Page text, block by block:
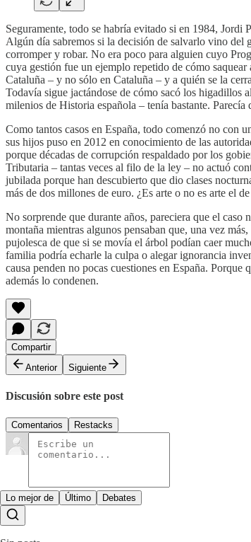
Seguramente, todo se habría evitado si en 1984,
Algún día sabremos si la decisión de salvarlo vino del
corromper y robar. No era poco para alguien cuyo
cuya gestión fue un ejemplo repetido de cómo
Cataluña – y no sólo en Cataluña – y a quién se la
Todavía sigue jactándose de cómo sacó los higadillos
milenios de Historia española – tenía bastante.
Como tantos casos en España, todo comenzó no con
sus hijos puso en 2012 en conocimiento de las
porque décadas de corrupción respaldado por los
Tributaria – tantas veces al filo de la ley – no actuó
jubilada porque han descubierto que dio clases
más de dos millones de euro. ¿Es arte o no es arte el
No sorprende que durante años, pareciera que el caso
montaña mientras algunos pensaban que, una vez
pujolesca de que si se movía el árbol podían caer
familia podría echarle la culpa o alegar ignorancia
causa penden no pocas cuestiones en España.
además lo condenen.
Compartir
Anterior
Siguiente
Discusión sobre este post
Comentarios Restacks
Lo mejor de Último Debates